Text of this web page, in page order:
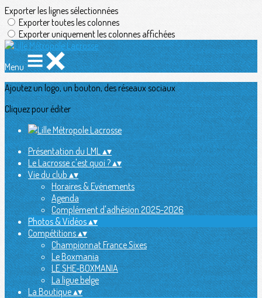
Exporter les lignes sélectionnées
Exporter toutes les colonnes
Exporter uniquement les colonnes affichées
Menu
Ajoutez un logo, un bouton, des réseaux sociaux
Cliquez pour éditer
Présentation du LML▴▾
Le Lacrosse c'est quoi ?▴▾
Vie du club▴▾
Horaires & Evénements
Agenda
Complément d'adhésion 2025-2026
Photos & Vidéos▴▾
Compétitions▴▾
Championnat France Sixes
Le Boxmania
LE SHE-BOXMANIA
La ligue belge
La Boutique▴▾